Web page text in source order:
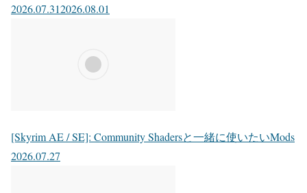
2026.07.312026.08.01
[Skyrim AE / SE]: Community Shadersと一緒に使いたいMods
2026.07.27